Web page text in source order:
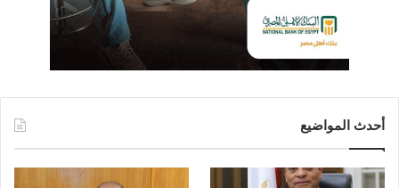
أحدث المواضيع